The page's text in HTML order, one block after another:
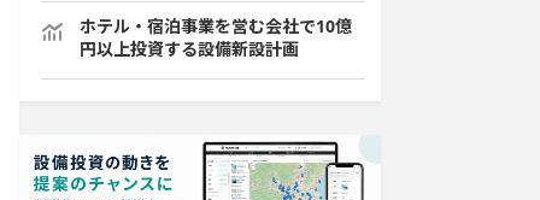
ホテル・宿泊事業を営む会社で10億
円以上投資する設備新設計画
直近3か月以内に完了する設備新設計
画